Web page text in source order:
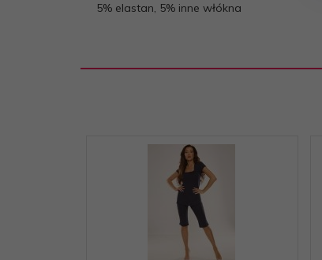
5% elastan, 5% inne włókna